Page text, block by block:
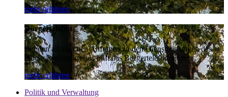
mehr erfahren
Bürgertelefon
Bei den alltäglichen Anfragen zu den Dienstleistungen des
Hochsauerlandkreises hilft das Bürgertelefon weiter.
mehr erfahren
Politik und Verwaltung